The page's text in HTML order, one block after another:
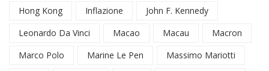
Hong Kong
Inflazione
John F. Kennedy
Leonardo Da Vinci
Macao Macau
Macron
Marco Polo
Marine Le Pen
Massimo Mariotti